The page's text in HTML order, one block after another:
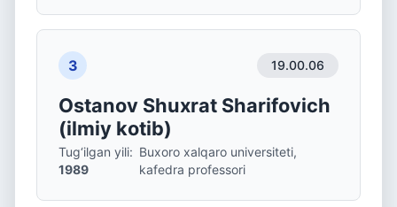
3 19.00.06
Ostanov Shuxrat Sharifovich
(ilmiy kotib)
Tug‘ilgan yili:
1989
Buxoro xalqaro universiteti,
kafedra professori